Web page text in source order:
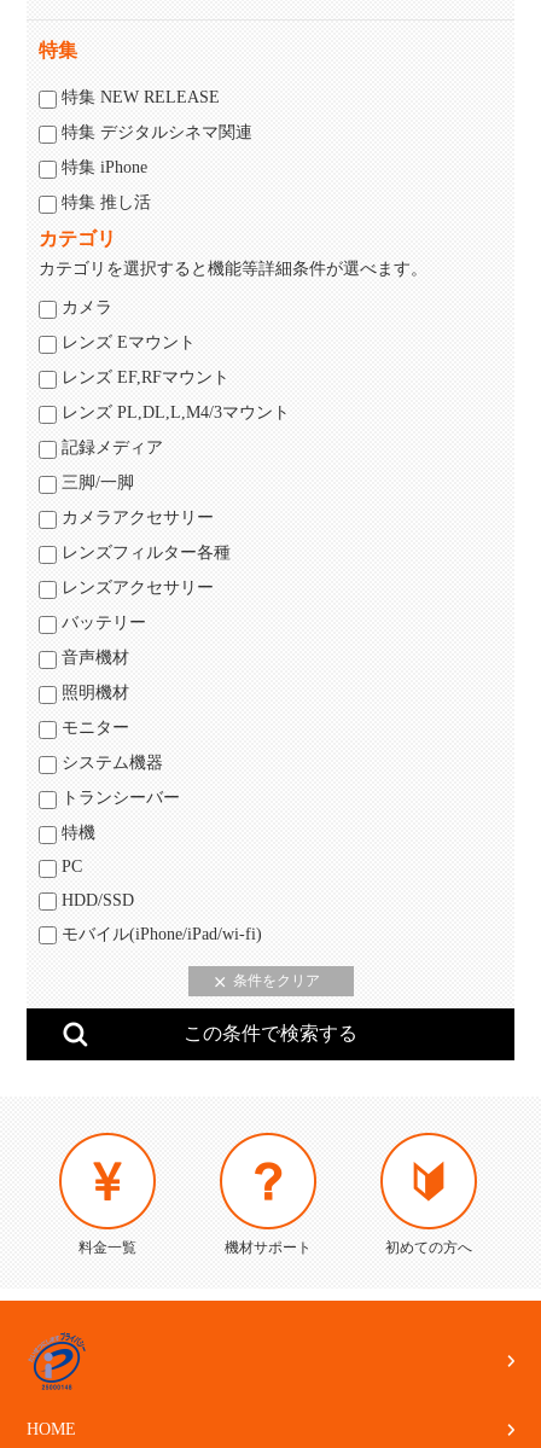
特集
特集 NEW RELEASE
特集 デジタルシネマ関連
特集 iPhone
特集 推し活
カテゴリ
カテゴリを選択すると機能等詳細条件が選べます。
カメラ
レンズ Eマウント
レンズ EF,RFマウント
レンズ PL,DL,L,M4/3マウント
記録メディア
三脚/一脚
カメラアクセサリー
レンズフィルター各種
レンズアクセサリー
バッテリー
音声機材
照明機材
モニター
システム機器
トランシーバー
特機
PC
HDD/SSD
モバイル(iPhone/iPad/wi-fi)
料金一覧 機材サポート 初めての方へ
HOME